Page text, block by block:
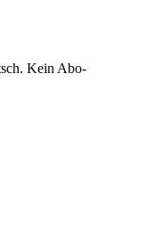
Kein Abo-